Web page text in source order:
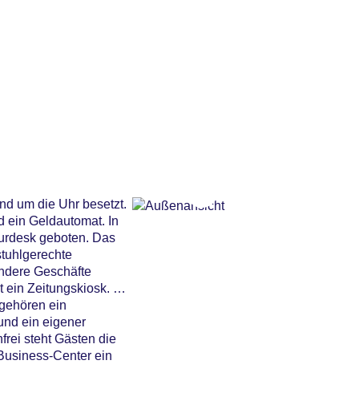
um die Uhr besetzt.
ein Geldautomat. In
geboten. Das
Geschäfte
Zeitungskiosk. Bei
ein
ein eigener
steht Gästen die
Center ein